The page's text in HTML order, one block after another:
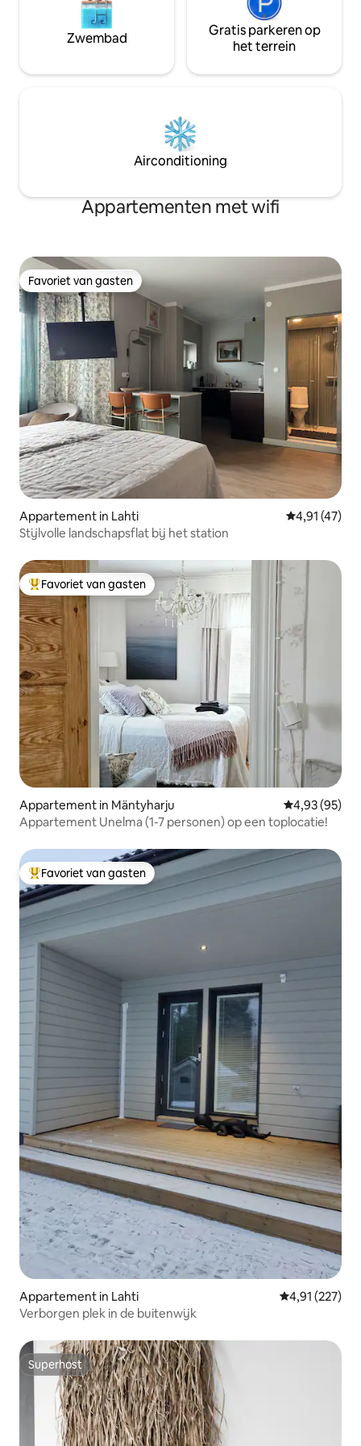
Zwembad
Gratis parkeren op
het terrein
Airconditioning
Appartementen met wifi
Favoriet van gasten
Favoriet van gasten
Appartement in Lahti Gemiddelde
4,91 (47)
Stijlvolle landschapsflat bij het station
Topfavoriet van gasten
Favoriet van gasten
Appartement in Mäntyharju Gemiddelde
4,93 (95)
Appartement Unelma (1-7 personen) op een toplocatie!
Topfavoriet van gasten
Favoriet van gasten
Appartement in Lahti Gemiddelde
4,91 (227)
Verborgen plek in de buitenwijk
Superhost
Superhost